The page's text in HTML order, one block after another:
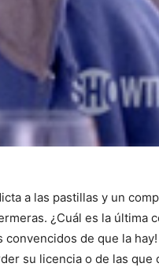
a las pastillas y un
¿Cuál es la última
convencidos de que la hay!
su licencia o de las que